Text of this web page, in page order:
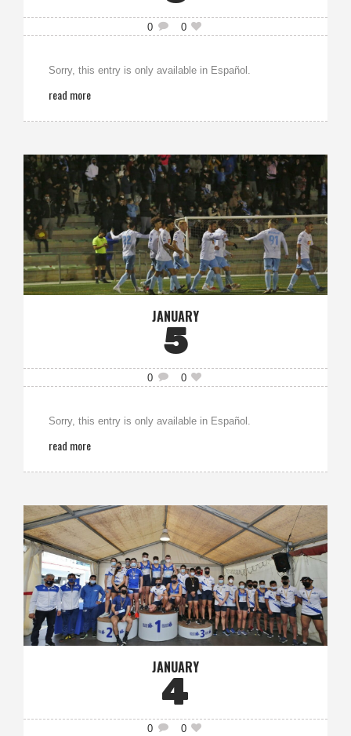
0 0
Sorry, this entry is only available in Español.
read more
JANUARY
5
0 0
Sorry, this entry is only available in Español.
read more
JANUARY
4
0 0